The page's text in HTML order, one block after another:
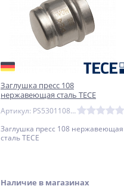
Заглушка пресс 108
нержавеющая сталь TECE
Артикул: PS53011080000
Заглушка пресс 108 нержавеющая
сталь TECE
Наличие в магазинах